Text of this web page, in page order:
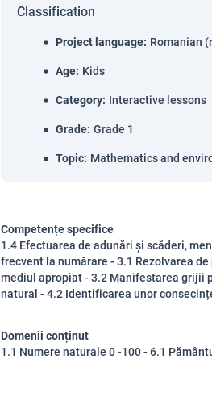
Classification
Project language: Romanian
Age: Kids
Category: Interactive lessons
Grade: Grade 1
Topic: Mathematics and
Competențe specifice
1.4 Efectuarea de adunări și scăderi,
frecvent la numărare - 3.1 Rezolvarea
mediul apropiat - 3.2 Manifestarea grijii
natural - 4.2 Identificarea unor
Domenii conținut
1.1 Numere naturale 0 -100 - 6.1